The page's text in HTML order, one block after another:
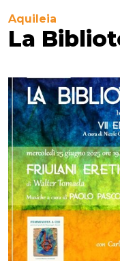
Aquileia
La